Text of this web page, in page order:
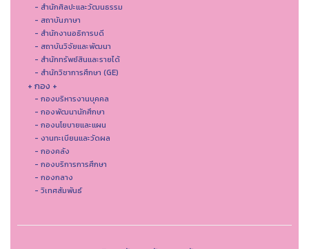
- สํานักศิลปะและวัฒนธรรม
- สถาบันภาษา
- สำนักงานอธิการบดี
- สถาบันวิจัยและพัฒนา
- สำนักทรัพย์สินและรายได้
- สำนักวิชาการศึกษา (GE)
+ กอง +
- กองบริหารงานบุคคล
- กองพัฒนานักศึกษา
- กองนโยบายและแผน
- งานทะเบียนและวัดผล
- กองคลัง
- กองบริการการศึกษา
- กองกลาง
- วิเทศสัมพันธ์